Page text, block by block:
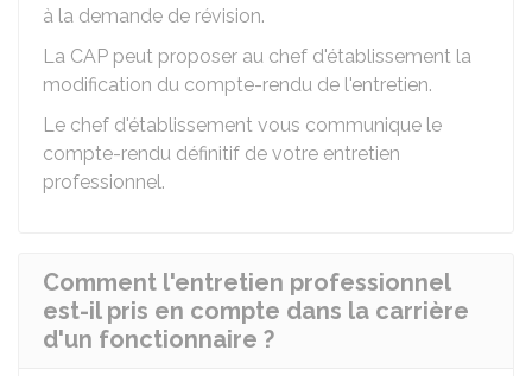
à la demande de révision.
La CAP peut proposer au chef d'établissement la
modification du compte-rendu de l'entretien.
Le chef d'établissement vous communique le
compte-rendu définitif de votre entretien
professionnel.
Comment l'entretien professionnel
est-il pris en compte dans la carrière
d'un fonctionnaire ?